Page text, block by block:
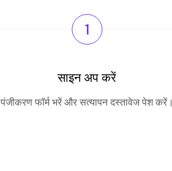
साइन अप करें
पंजीकरण फॉर्म भरें और सत्यापन दस्तावेज पेश करें।